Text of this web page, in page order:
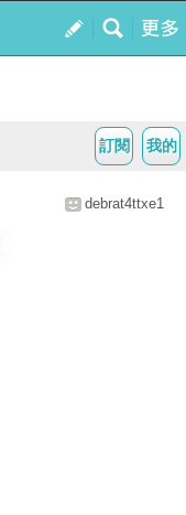
我的
訂閱
debrat4ttxe1